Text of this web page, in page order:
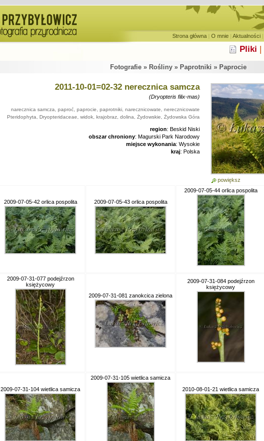
Strona główna | O mnie | Aktualności |
Pliki |
Fotografie » Rośliny » Paprotniki » Paprocie
2011-10-01=02-32 nerecznica samcza
(Dryopteris filix-mas)
narecznica samcza, paproć, paprocie, paprotniki, narecznicowate, nerecznicowate
Pteridophyta, Dryopteridaceae, widok, krajobraz, dolina, Żydowskie, Żydowska Góra
region: Beskid Niski
obszar chroniony: Magurski Park Narodowy
miejsce wykonania: Wysokie
kraj: Polska
powiększ
2009-07-05-42 orlica pospolita 2009-07-05-43 orlica pospolita
2009-07-05-44 orlica pospolita
2009-07-31-077 podejźrzon
księżycowy
2009-07-31-081 zanokcica zielona
2009-07-31-084 podejźrzon
księżycowy
2009-07-31-104 wietlica samicza
2009-07-31-105 wietlica samicza
2010-08-01-21 wietlica samicza